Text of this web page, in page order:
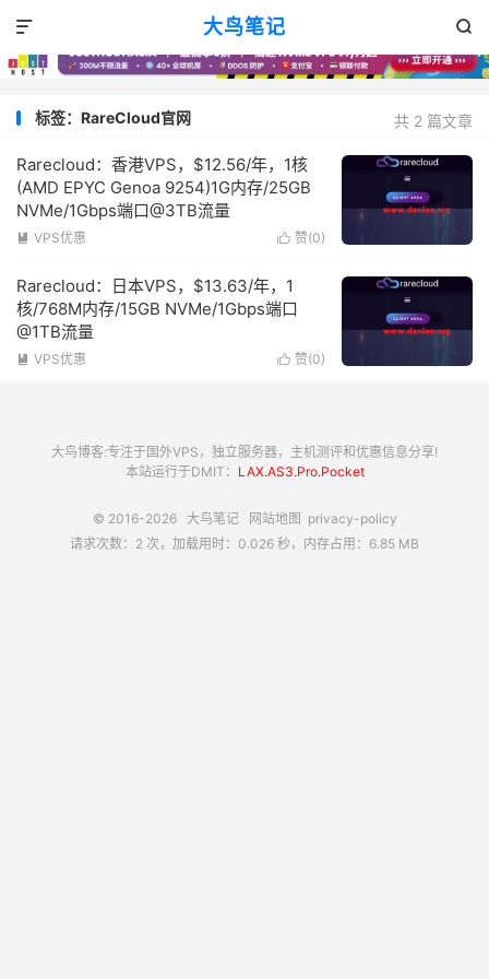
大鸟笔记 

共 2 篇文章
标签：RareCloud官网
Rarecloud：香港VPS，$12.56/年，1核
(AMD EPYC Genoa 9254)1G内存/25GB
NVMe/1Gbps端口@3TB流量
 赞(0)
 VPS优惠
Rarecloud：日本VPS，$13.63/年，1
核/768M内存/15GB NVMe/1Gbps端口
@1TB流量
 赞(0)
 VPS优惠
大鸟博客:专注于国外VPS，独立服务器，主机测评和优惠信息分享!
本站运行于DMIT： LAX.AS3.Pro.Pocket
© 2016-2026 大鸟笔记 网站地图 privacy-policy
请求次数：2 次，加载用时：0.026 秒，内存占用：6.85 MB